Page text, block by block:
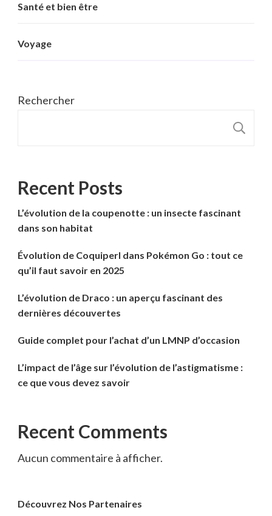
Santé et bien être
Voyage
Rechercher
Recent Posts
L’évolution de la coupenotte : un insecte fascinant
dans son habitat
Évolution de Coquiperl dans Pokémon Go : tout ce
qu’il faut savoir en 2025
L’évolution de Draco : un aperçu fascinant des
dernières découvertes
Guide complet pour l’achat d’un LMNP d’occasion
L’impact de l’âge sur l’évolution de l’astigmatisme :
ce que vous devez savoir
Recent Comments
Aucun commentaire à afficher.
Découvrez Nos Partenaires